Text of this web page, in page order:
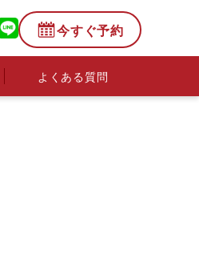
今すぐ予約
よくある質問